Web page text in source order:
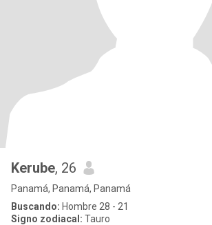
Kerube, 26
Panamá, Panamá, Panamá
Buscando: Hombre 28 - 21
Signo zodiacal: Tauro